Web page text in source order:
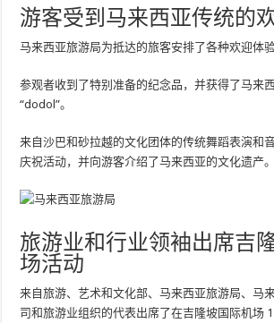
游客受到马来西亚传统的
马来西亚旅游局为抵达的旅客安排了各种欢迎体验
参观者收到了特别准备的纪念品，并获得了马来
“dodol”。
来自沙巴和砂拉越的文化团体的传统舞蹈表演和
庆祝活动，并向游客介绍了马来西亚的文化遗产。
旅游业和行业领袖出席吉
场活动
来自旅游、艺术和文化部、马来西亚旅游局、马
司和旅游业组织的代表出席了在吉隆坡国际机场